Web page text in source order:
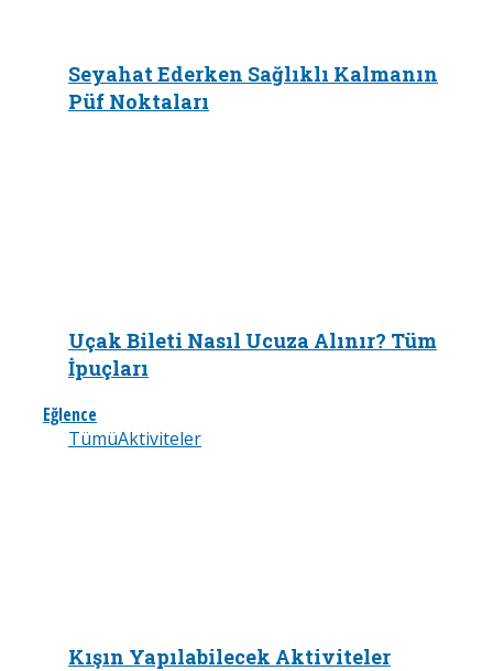
Seyahat Ederken Sağlıklı Kalmanın
Püf Noktaları
Uçak Bileti Nasıl Ucuza Alınır? Tüm
İpuçları
Eğlence
TümüAktiviteler
Kışın Yapılabilecek Aktiviteler